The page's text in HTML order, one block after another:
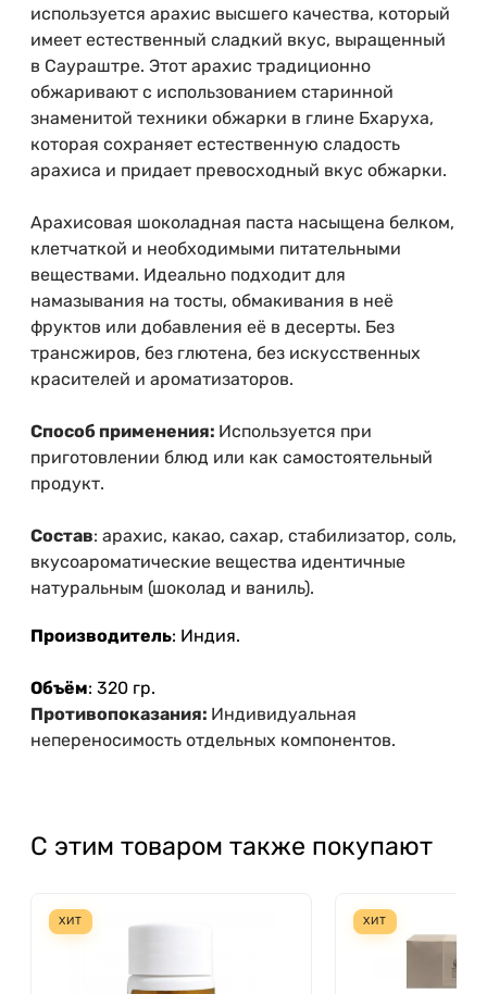
используется арахис высшего качества, который
имеет естественный сладкий вкус, выращенный
в Саураштре. Этот арахис традиционно
обжаривают с использованием старинной
знаменитой техники обжарки в глине Бхаруха,
которая сохраняет естественную сладость
арахиса и придает превосходный вкус обжарки.
Арахисовая шоколадная паста насыщена белком,
клетчаткой и необходимыми питательными
веществами. Идеально подходит для
намазывания на тосты, обмакивания в неё
фруктов или добавления её в десерты. Без
трансжиров, без глютена, без искусственных
красителей и ароматизаторов.
Способ применения: Используется при
приготовлении блюд или как самостоятельный
продукт.
Состав: арахис, какао, сахар, стабилизатор, соль,
вкусоароматические вещества идентичные
натуральным (шоколад и ваниль).
Производитель: Индия.
Объём: 320 гр.
Противопоказания: Индивидуальная
непереносимость отдельных компонентов.
С этим товаром также покупают
ХИТ ХИТ